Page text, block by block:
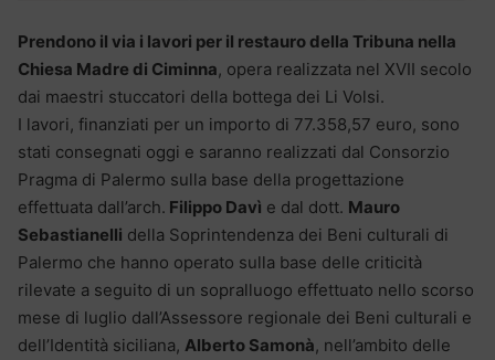
Prendono il via i lavori per il restauro della Tribuna nella
Chiesa Madre di Ciminna, opera realizzata nel XVII secolo
dai maestri stuccatori della bottega dei Li Volsi.
I lavori, finanziati per un importo di 77.358,57 euro, sono
stati consegnati oggi e saranno realizzati dal Consorzio
Pragma di Palermo sulla base della progettazione
effettuata dall’arch. Filippo Davì e dal dott. Mauro
Sebastianelli della Soprintendenza dei Beni culturali di
Palermo che hanno operato sulla base delle criticità
rilevate a seguito di un sopralluogo effettuato nello scorso
mese di luglio dall’Assessore regionale dei Beni culturali e
dell’Identità siciliana, Alberto Samonà, nell’ambito delle